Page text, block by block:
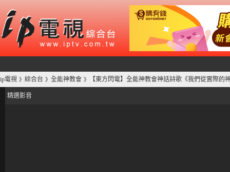
ip電視 》 綜合台 》 全能神教會 》 【東方閃電】全能神教會神話詩歌《我們從實際的
精選影音